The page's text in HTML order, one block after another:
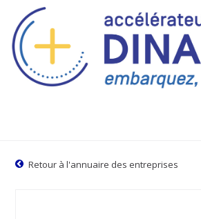
Retour à l'annuaire des entreprises
Cookies management panel